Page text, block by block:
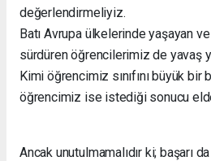
değerlendirmeliyiz.
Batı Avrupa ülkelerinde yaşayan
sürdüren öğrencilerimiz de yavaş
Kimi öğrencimiz sınıfını büyük bir
öğrencimiz ise istediği sonucu
Ancak unutulmamalıdır ki; başarı